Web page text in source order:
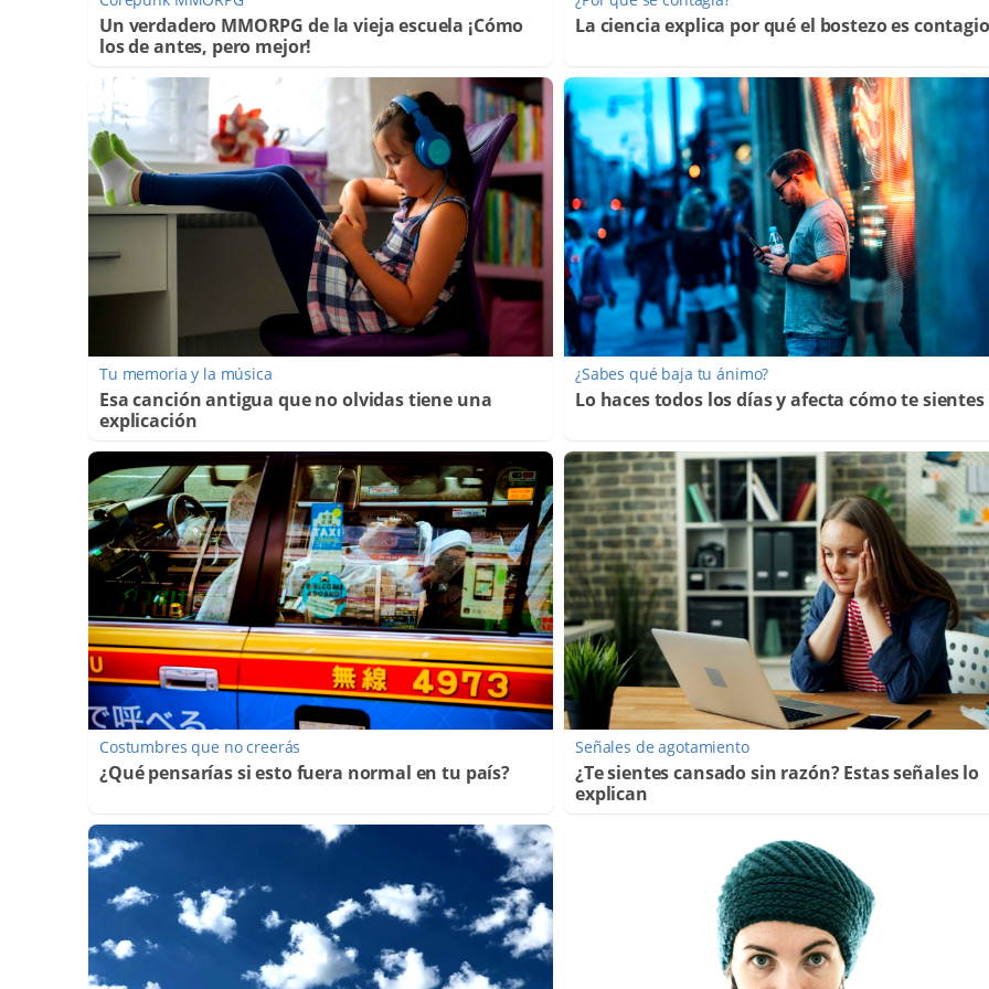
Un verdadero MMORPG de la vieja escuela ¡Cómo
los de antes, pero mejor!
La ciencia explica por qué el bostezo es
Tu memoria y la música
Esa canción antigua que no olvidas tiene una
explicación
¿Sabes qué baja tu ánimo?
Lo haces todos los días y afecta cómo te sientes
Costumbres que no creerás
¿Qué pensarías si esto fuera normal en tu país?
Señales de agotamiento
¿Te sientes cansado sin razón? Estas señales lo
explican